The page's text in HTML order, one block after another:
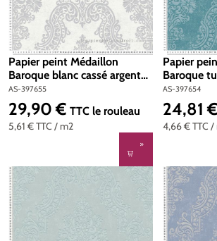
Papier peint Médaillon
Baroque blanc cassé argenté
- Pure Elegance d'A.S.
Création | Réf. AS-397655
AS-397655
5,61 €TTC / m2
Prix régulier :
29,90 € TTC le rouleau
Papier
Baroque
- Pure
Création |
AS-397654
4,66 €TTC /
Prix
24,81 €